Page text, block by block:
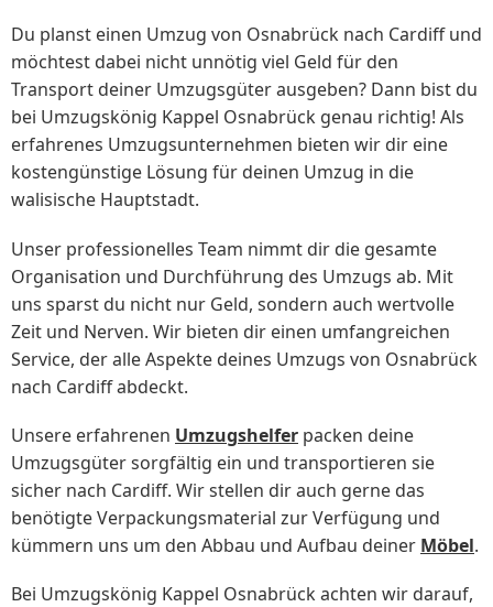
Du planst einen Umzug von Osnabrück nach Cardiff und
möchtest dabei nicht unnötig viel Geld für den
Transport deiner Umzugsgüter ausgeben? Dann bist du
bei Umzugskönig Kappel Osnabrück genau richtig! Als
erfahrenes Umzugsunternehmen bieten wir dir eine
kostengünstige Lösung für deinen Umzug in die
walisische Hauptstadt.
Unser professionelles Team nimmt dir die gesamte
Organisation und Durchführung des Umzugs ab. Mit
uns sparst du nicht nur Geld, sondern auch wertvolle
Zeit und Nerven. Wir bieten dir einen umfangreichen
Service, der alle Aspekte deines Umzugs von Osnabrück
nach Cardiff abdeckt.
Unsere erfahrenen Umzugshelfer packen deine
Umzugsgüter sorgfältig ein und transportieren sie
sicher nach Cardiff. Wir stellen dir auch gerne das
benötigte Verpackungsmaterial zur Verfügung und
kümmern uns um den Abbau und Aufbau deiner Möbel.
Bei Umzugskönig Kappel Osnabrück achten wir darauf,